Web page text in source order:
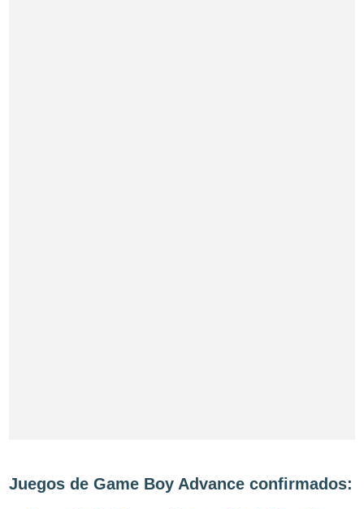
Juegos de Game Boy Advance confirmados: